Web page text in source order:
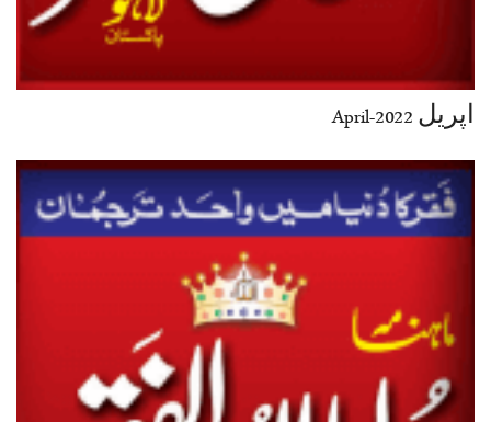
اپریل 2022-April